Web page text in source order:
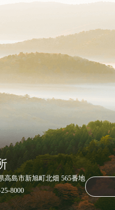
高島市新旭町北畑 565番地
8000